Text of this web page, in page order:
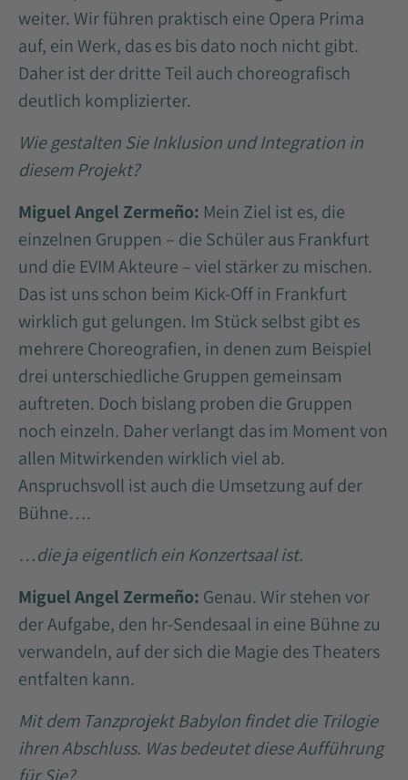
weiter. Wir führen praktisch eine Opera Prima
auf, ein Werk, das es bis dato noch nicht gibt.
Daher ist der dritte Teil auch choreografisch
deutlich komplizierter.
Wie gestalten Sie Inklusion und Integration in
diesem Projekt?
Miguel Angel Zermeño: Mein Ziel ist es, die
einzelnen Gruppen – die Schüler aus Frankfurt
und die EVIM Akteure – viel stärker zu mischen.
Das ist uns schon beim Kick-Off in Frankfurt
wirklich gut gelungen. Im Stück selbst gibt es
mehrere Choreografien, in denen zum Beispiel
drei unterschiedliche Gruppen gemeinsam
auftreten. Doch bislang proben die Gruppen
noch einzeln. Daher verlangt das im Moment von
allen Mitwirkenden wirklich viel ab.
Anspruchsvoll ist auch die Umsetzung auf der
Bühne….
…die ja eigentlich ein Konzertsaal ist.
Miguel Angel Zermeño: Genau. Wir stehen vor
der Aufgabe, den hr-Sendesaal in eine Bühne zu
verwandeln, auf der sich die Magie des Theaters
entfalten kann.
Mit dem Tanzprojekt Babylon findet die Trilogie
ihren Abschluss. Was bedeutet diese Aufführung